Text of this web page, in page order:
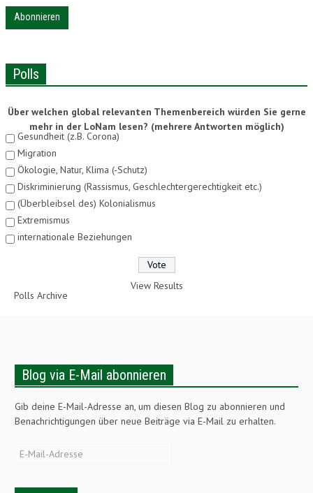
Polls
Über welchen global relevanten Themenbereich würden Sie gerne
mehr in der LoNam lesen? (mehrere Antworten möglich)
Gesundheit (z.B. Corona)
Migration
Ökologie, Natur, Klima (-Schutz)
Diskriminierung (Rassismus, Geschlechtergerechtigkeit etc.)
(Überbleibsel des) Kolonialismus
Extremismus
internationale Beziehungen
View Results
Polls Archive
Blog via E-Mail abonnieren
Gib deine E-Mail-Adresse an, um diesen Blog zu abonnieren und
Benachrichtigungen über neue Beiträge via E-Mail zu erhalten.
E-